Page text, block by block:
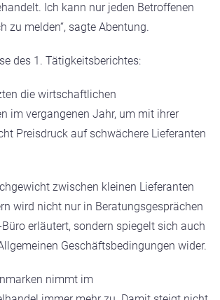
Ich kann nur jeden Betroffenen
zu melden“, sagte Abentung.
des 1. Tätigkeitsberichtes:
die wirtschaftlichen
im vergangenen Jahr, um mit ihrer
Preisdruck auf schwächere Lieferanten
zwischen kleinen Lieferanten
wird nicht nur in Beratungsgesprächen
erläutert, sondern spiegelt sich auch
Geschäftsbedingungen wider.
nimmt im